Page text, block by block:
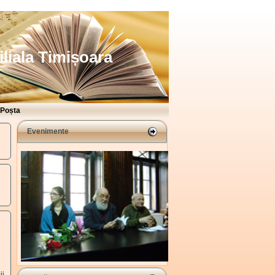
Timișoara
Poșta
Evenimente